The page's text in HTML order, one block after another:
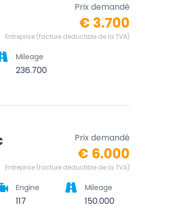
Prix demandé
€ 3.700
Entreprise (facture déductible de la TVA)
Mileage
236.700
Prix demandé
€ 6.000
Entreprise (facture déductible de la TVA)
Engine
117
Mileage
150.000